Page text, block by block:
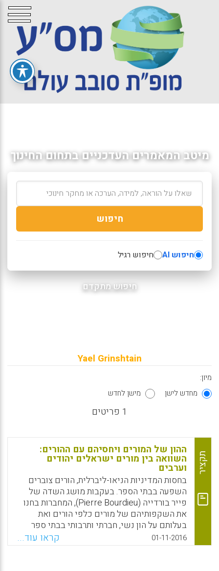
מיטב המאמרים העדכניים בתחום החינוך
חיפוש
חיפוש AI חיפוש רגיל
חיפוש מתקדם
Yael Grinshtain
מיון:
מחדש לישן
מישן לחדש
1 פריטים
תקציר
ההון של המורים ויחסיהם עם ההורים:
השוואה בין מורים ישראלים יהודים
וערבים
בחסות המדיניות הניאו-ליברלית, הורים צוברים
השפעה בבתי הספר. בעקבות מושג השדה של
פייר בורדייה (Pierre Bourdieu), המחברות בחנו
את השקפותיהם של מורים כלפי הורים ואת
בעלותם על הון נשי, חברתי ותרבותי בבתי ספר
יהודיים וערביים בישראל. 959 מורים מ-51 בתי
ספר שנבחרו באקראי מילאו שאלון. הממצאים
01-11-2016 קראו עוד...